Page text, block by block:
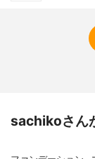
sachikoさん